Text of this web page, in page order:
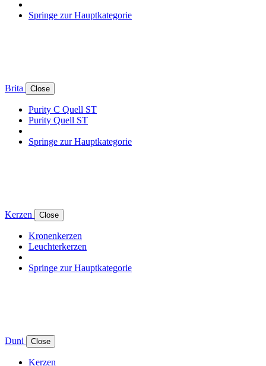
Springe zur Hauptkategorie
Brita Close
Purity C Quell ST
Purity Quell ST
Springe zur Hauptkategorie
Kerzen Close
Kronenkerzen
Leuchterkerzen
Springe zur Hauptkategorie
Duni Close
Kerzen